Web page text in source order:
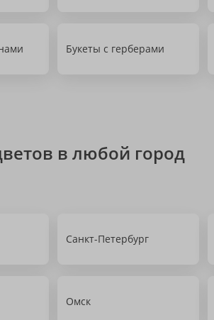
Букеты с герберами
в любой город
Санкт-Петербург
Омск